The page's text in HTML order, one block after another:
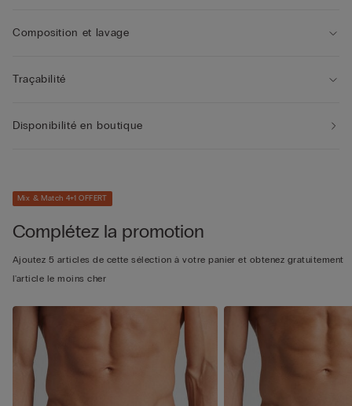
Composition et lavage
Traçabilité
Disponibilité en boutique
Mix & Match 4+1 OFFERT
Complétez la promotion
Ajoutez 5 articles de cette sélection à votre panier et obtenez gratuitement
l'article le moins cher